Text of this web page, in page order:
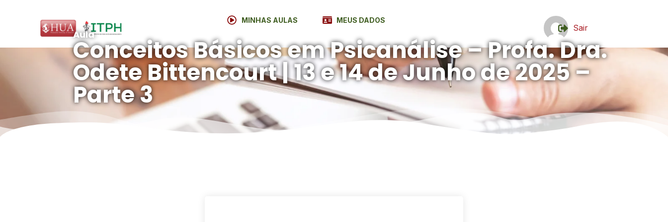
MINHAS AULAS MEUS DADOS
Sair
Aula
Conceitos Básicos em Psicanálise – Profa. Dra.
Odete Bittencourt | 13 e 14 de Junho de 2025 –
Parte 3